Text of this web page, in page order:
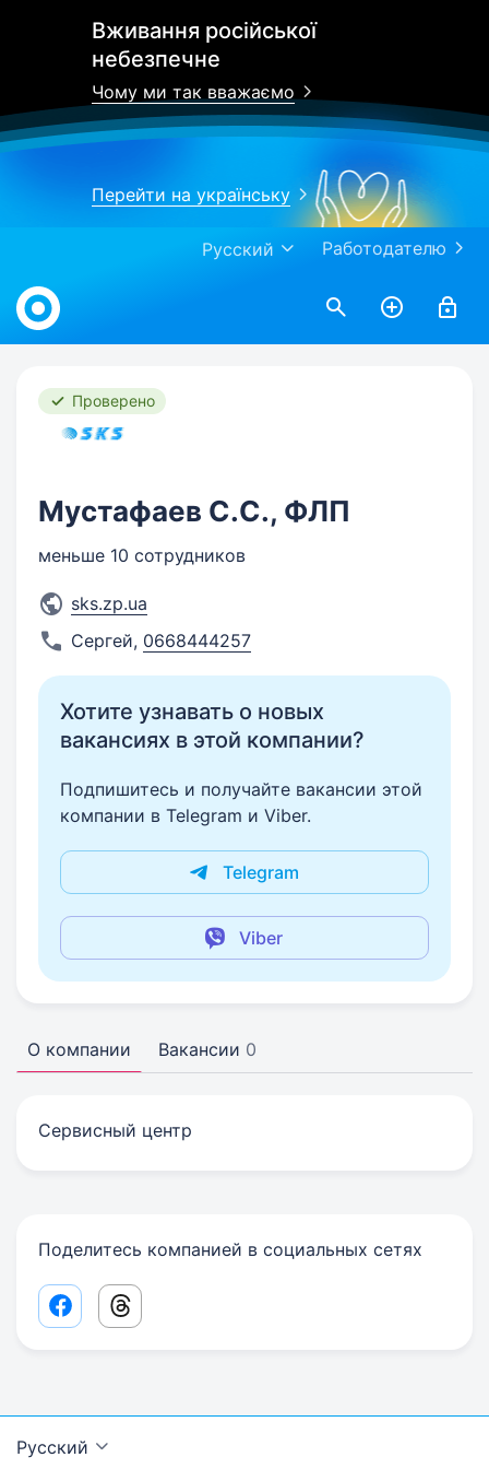
Вживання російської
небезпечне
Чому ми так вважаємо
Перейти на українську
Работодателю
Русский
Work.ua
Проверено
Мустафаев С.С., ФЛП
меньше 10 сотрудников
sks.zp.ua
Сергей, 0668444257
Хотите узнавать о новых
вакансиях в этой компании?
Подпишитесь и получайте вакансии этой
компании в Telegram и Viber.
Telegram
Viber
О компании Вакансии 0
Сервисный центр
Поделитесь компанией в социальных сетях
Facebook share link
Threads share link
Русский